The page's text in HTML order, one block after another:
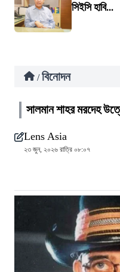
সিইসি হাবি...
/ বিনোদন
সালমান শাহর মরদেহ
Lens Asia
২৩ জুন, ২০২৬ রাত্রি ০৮:০৭